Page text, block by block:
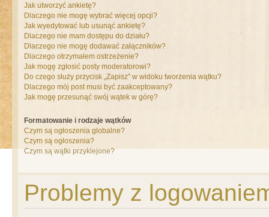
Jak utworzyć ankietę?
Dlaczego nie mogę wybrać więcej opcji?
Jak wyedytować lub usunąć ankietę?
Dlaczego nie mam dostępu do działu?
Dlaczego nie mogę dodawać załączników?
Dlaczego otrzymałem ostrzeżenie?
Jak mogę zgłosić posty moderatorowi?
Do czego służy przycisk „Zapisz” w widoku tworzenia wątku?
Dlaczego mój post musi być zaakceptowany?
Jak mogę przesunąć swój wątek w górę?
Formatowanie i rodzaje wątków
Czym są ogłoszenia globalne?
Czym są ogłoszenia?
Czym są wątki przyklejone?
Problemy z